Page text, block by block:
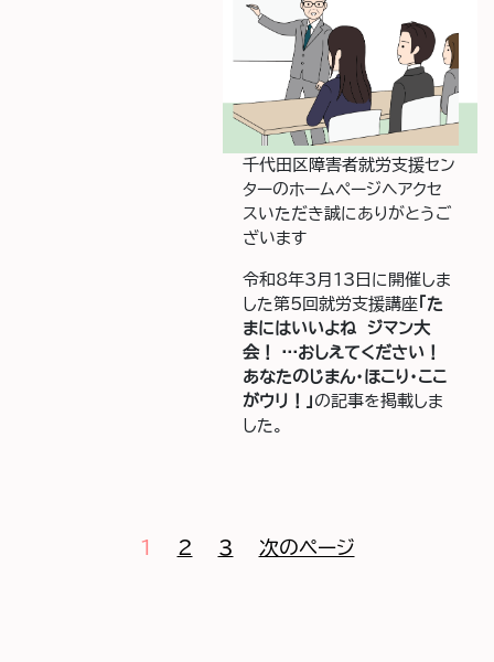
千代田区障害者就労支援セン
ターのホームページへアクセ
スいただき誠にありがとうご
ざいます
令和8年3月13日に開催しま
した第5回就労支援講座 「た
まにはいいよね ジマン大
会！ …おしえてください！
あなたのじまん・ほこり・ここ
がウリ！」 の記事を掲載しま
した。
1 2 3 次のページ